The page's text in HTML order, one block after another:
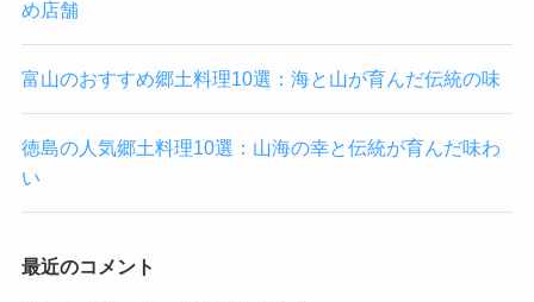
め店舗
富山のおすすめ郷土料理10選：海と山が育んだ伝統の味
徳島の人気郷土料理10選：山海の幸と伝統が育んだ味わ
い
最近のコメント